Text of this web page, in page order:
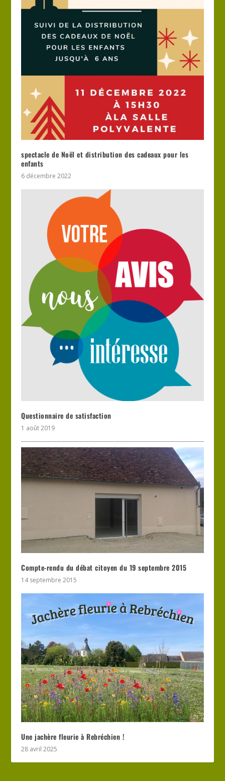
spectacle de Noël et distribution des cadeaux pour les
enfants
6 décembre 2022
Questionnaire de satisfaction
1 août 2019
Compte-rendu du débat citoyen du 19 septembre 2015
14 septembre 2015
Une jachère fleurie à Rebréchien !
28 avril 2025